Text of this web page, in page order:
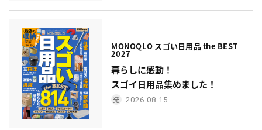
MONOQLO スゴい日用品 the BEST
2027
暮らしに感動！
スゴイ日用品集めました！
2026.08.15